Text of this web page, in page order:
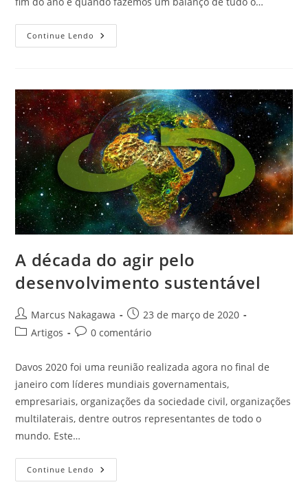
Continue Lendo
A década do agir pelo
desenvolvimento sustentável
Marcus Nakagawa
23 de março de 2020
Artigos
0 comentário
Davos 2020 foi uma reunião realizada agora no final de
janeiro com líderes mundiais governamentais,
empresariais, organizações da sociedade civil, organizações
multilaterais, dentre outros representantes de todo o
mundo. Este…
Continue Lendo